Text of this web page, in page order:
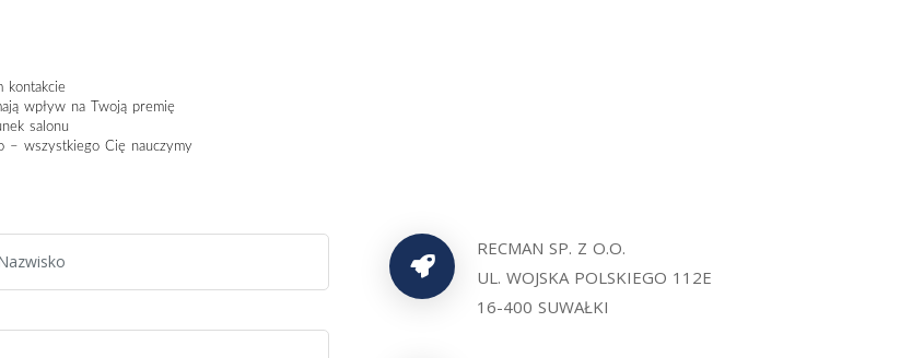
kontakcie
wpływ na Twoją premię
salonu
– wszystkiego Cię nauczymy
RECMAN SP. Z O.O.
UL. WOJSKA POLSKIEGO 112E
16-400 SUWAŁKI